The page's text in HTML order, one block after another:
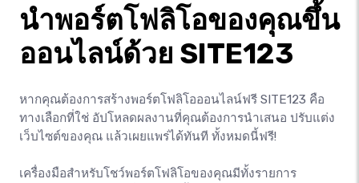
นำพอร์ตโฟลิโอของคุณขึ้น
ออนไลน์ด้วย SITE123
หากคุณต้องการสร้างพอร์ตโฟลิโอออนไลน์ฟรี SITE123 คือ
ทางเลือกที่ใช่ อัปโหลดผลงานที่คุณต้องการนำเสนอ ปรับแต่ง
เว็บไซต์ของคุณ แล้วเผยแพร่ได้ทันที ทั้งหมดนี้ฟรี!
เครื่องมือสำหรับโชว์พอร์ตโฟลิโอของคุณมีทั้งรายการ